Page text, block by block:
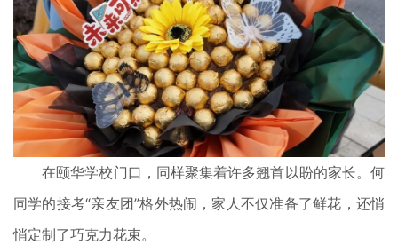
在颐华学校门口，同样聚集着许多翘首以盼的家长。何
同学的接考“亲友团”格外热闹，家人不仅准备了鲜花，还悄
悄定制了巧克力花束。